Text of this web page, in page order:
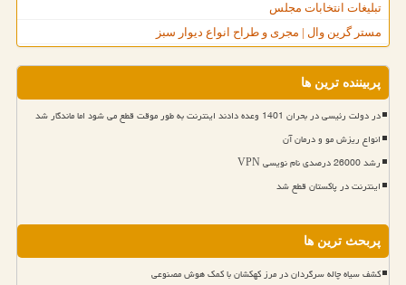
تبلیغات انتخابات مجلس
مستر گرین وال | مجری و طراح انواع دیوار سبز
پربیننده ترین ها
در دولت رئیسی در بحران 1401 وعده دادند اینترنت به طور موقت قطع می شود اما ماندگار شد
انواع ریزش مو و درمان آن
رشد 26000 درصدی نام نویسی VPN
اینترنت در پاکستان قطع شد
پربحث ترین ها
کشف سیاه چاله سرگردان در مرز کهکشان با کمک هوش مصنوعی